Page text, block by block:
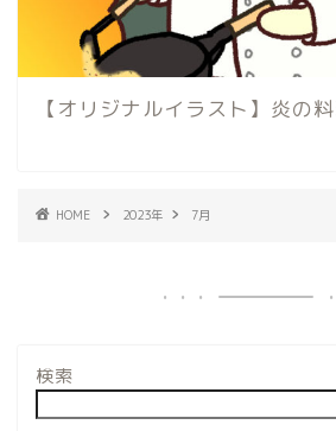
【オリジナルイラスト】炎の
HOME 2023年 7月
検索